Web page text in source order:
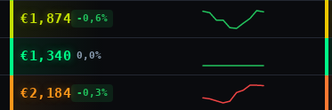
€1,874 -0,6%
€1,340 0,0%
€2,184 -0,3%